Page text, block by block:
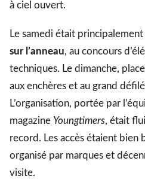
à ciel ouvert.
Le samedi était principalement
sur l’anneau, au concours
techniques. Le dimanche,
aux enchères et au grand
L’organisation, portée par
magazine Youngtimers, était
record. Les accès étaient bien
organisé par marques et
visite.